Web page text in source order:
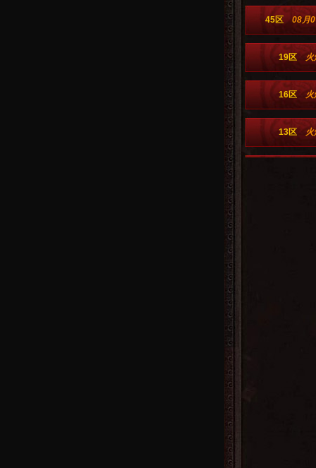
45区 08月
19区
16区
13区